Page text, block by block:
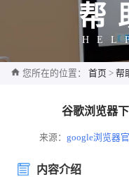
帮
您所在的位置： 首页 > 帮
谷歌浏览器
来源：google浏览器
内容介绍